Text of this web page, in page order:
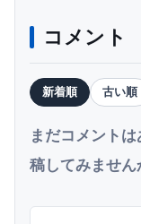
コメント
新着順 古い順
まだコメント
稿してみません